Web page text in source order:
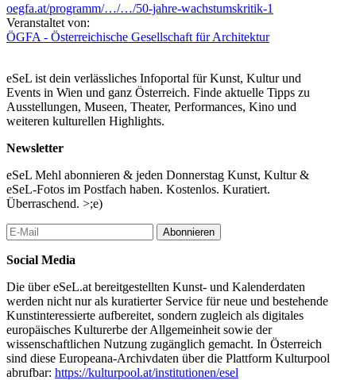
Wie unterscheiden sich die Lösungsvorschläge und die Ideen von
damals und heute? Was wurde erreicht, und was ist gescheitert?
Warum gerieten die Ökologiediskurse in der Architektur in den
haben sich die Bedeutungen von Klima und Ökologie in der
Architektur geändert? Wo können wir heute wieder anknüpfen?
Welches Wissen der Vergangenheit lässt sich dafür nützen?
Rudolf Kohoutek, Architekt, Stadtforscher, Autor, Wien
Brigitte Redl-Manhartsberger, Zeichnerin, Architekturvermittlerin,
Fritz Waclawek, Architekt, Wien
Kollektiv AKT, Architekturkollektiv, Wien
Marie-Theres Okresek, Gründungsmitglied bauchplan ).(,
München/Wien/Köln
Moderation: Maik Novotny & Andreas Vass, ÖGFA, Wien
Eine Veranstaltung der ÖGFA – Österreichische Gesellschaft für
Anmeldung:www.oegfa.at
...Mehr lesen
oegfa.at/programm/…/…/50-jahre-wachstumskritik-1
Veranstaltet von:
ÖGFA - Österreichische Gesellschaft für Architektur
eSeL ist dein verlässliches Infoportal für Kunst, Kultur und
Events in Wien und ganz Österreich. Finde aktuelle Tipps zu
Ausstellungen, Museen, Theater, Performances, Kino und
weiteren kulturellen Highlights.
Newsletter
eSeL Mehl abonnieren & jeden Donnerstag Kunst, Kultur &
eSeL-Fotos im Postfach haben. Kostenlos. Kuratiert.
Überraschend. >;e)
Abonnieren
Social Media
Die über eSeL.at bereitgestellten Kunst- und Kalenderdaten
werden nicht nur als kuratierter Service für neue und bestehende
Kunstinteressierte aufbereitet, sondern zugleich als digitales
europäisches Kulturerbe der Allgemeinheit sowie der
wissenschaftlichen Nutzung zugänglich gemacht. In Österreich
sind diese Europeana-Archivdaten über die Plattform Kulturpool
abrufbar: https://kulturpool.at/institutionen/esel